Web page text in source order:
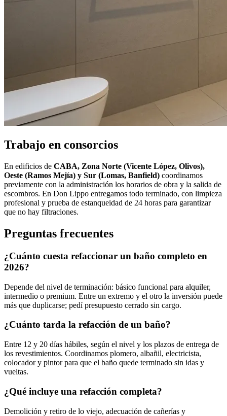
Trabajo en consorcios
En edificios de CABA, Zona Norte (Vicente López, Olivos),
Oeste (Ramos Mejía) y Sur (Lomas, Banfield) coordinamos
previamente con la administración los horarios de obra y la salida de
escombros. En Don Lippo entregamos todo terminado, con limpieza
profesional y prueba de estanqueidad de 24 horas para garantizar
que no hay filtraciones.
Preguntas frecuentes
¿Cuánto cuesta refaccionar un baño completo en
2026?
Depende del nivel de terminación: básico funcional para alquiler,
intermedio o premium. Entre un extremo y el otro la inversión puede
más que duplicarse; pedí presupuesto cerrado sin cargo.
¿Cuánto tarda la refacción de un baño?
Entre 12 y 20 días hábiles, según el nivel y los plazos de entrega de
los revestimientos. Coordinamos plomero, albañil, electricista,
colocador y pintor para que el baño quede terminado sin idas y
vueltas.
¿Qué incluye una refacción completa?
Demolición y retiro de lo viejo, adecuación de cañerías y